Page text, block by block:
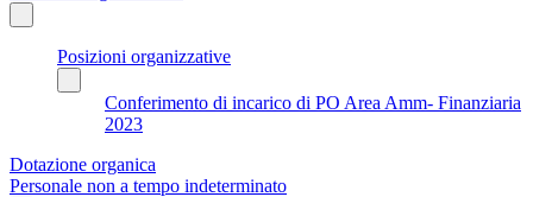
Posizioni organizzative
Conferimento di incarico di PO Area Amm- Finanziaria
2023
Dotazione organica
Personale non a tempo indeterminato